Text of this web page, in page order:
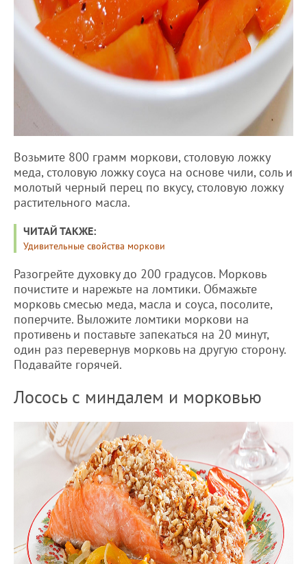
Возьмите 800 грамм моркови, столовую ложку
меда, столовую ложку соуса на основе чили, соль и
молотый черный перец по вкусу, столовую ложку
растительного масла.
ЧИТАЙ ТАКЖЕ:
Удивительные свойства моркови
Разогрейте духовку до 200 градусов. Морковь
почистите и нарежьте на ломтики. Обмажьте
морковь смесью меда, масла и соуса, посолите,
поперчите. Выложите ломтики моркови на
противень и поставьте запекаться на 20 минут,
один раз перевернув морковь на другую сторону.
Подавайте горячей.
Лосось с миндалем и морковью